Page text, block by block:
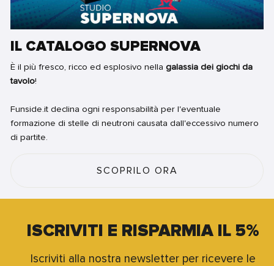
IL CATALOGO SUPERNOVA
È il più fresco, ricco ed esplosivo nella galassia dei giochi da
tavolo!
Funside.it declina ogni responsabilità per l'eventuale
formazione di stelle di neutroni causata dall'eccessivo numero
di partite.
SCOPRILO ORA
ISCRIVITI E RISPARMIA IL 5%
Iscriviti alla nostra newsletter per ricevere le